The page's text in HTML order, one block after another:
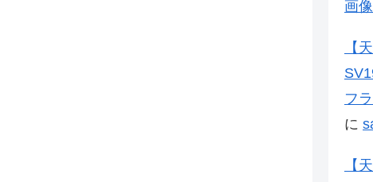
画
【
フ
に
【